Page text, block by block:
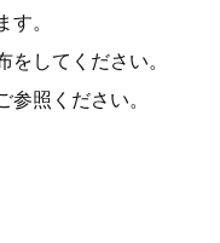
。
をしてください。
参照ください。